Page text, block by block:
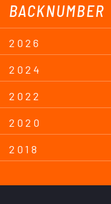
BACKNUMBER
2026
2024
2022
2020
2018